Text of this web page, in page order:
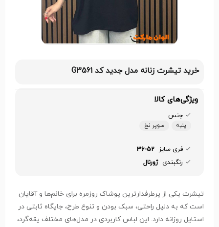
خرید تیشرت زنانه مدل جدید کد G3561
ویژگی‌های کالا
جنس
پنبه سوپر نخ
فری سایز 36-52
رنگبندی ژورنال
تیشرت یکی از پرطرفدارترین پوشاک روزمره برای خانم‌ها و آقایان
است که به دلیل راحتی، سبک بودن و تنوع طرح، جایگاه ثابتی در
استایل روزانه دارد. این لباس کاربردی در مدل‌های مختلف یقه‌گرد،